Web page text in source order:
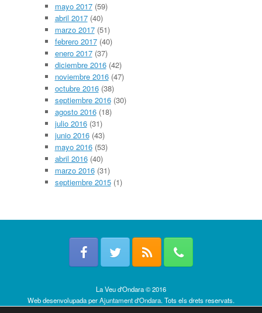
mayo 2017(59)
abril 2017(40)
marzo 2017(51)
febrero 2017(40)
enero 2017(37)
diciembre 2016(42)
noviembre 2016(47)
octubre 2016(38)
septiembre 2016(30)
agosto 2016(18)
julio 2016(31)
junio 2016(43)
mayo 2016(53)
abril 2016(40)
marzo 2016(31)
septiembre 2015(1)
La Veu d'Ondara © 2016
Web desenvolupada perAjuntament d'Ondara. Tots els drets reservats.